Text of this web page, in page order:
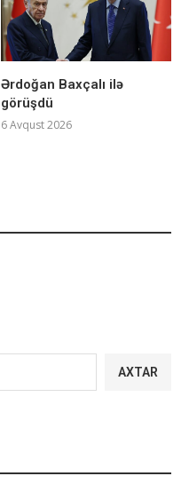
Ərdoğan Baxçalı ilə
görüşdü
6 Avqust 2026
AXTAR